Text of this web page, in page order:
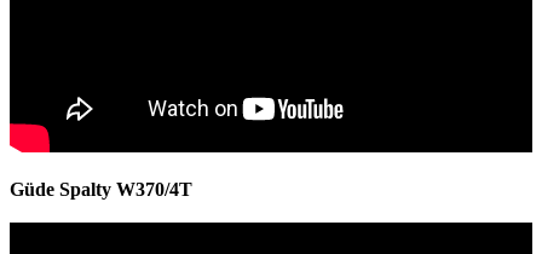
Güde Spalty W370/4T